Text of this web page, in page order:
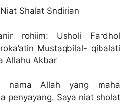
Shalat Sndirian
rohiim: Usholi Fardhol
Mustaqbilal- qibalati
Allahu Akbar
nama Allah yang maha
penyayang. Saya niat sholat